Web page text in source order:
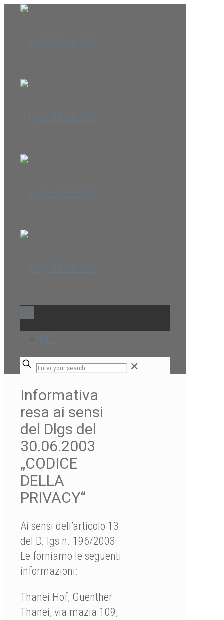
ITA
DEU
✕
Informativa
resa ai sensi
del Dlgs del
30.06.2003
„CODICE
DELLA
PRIVACY“
Ai sensi dell’articolo 13
del D. lgs n. 196/2003
Le forniamo le seguenti
informazioni:
Thanei Hof, Guenther
Thanei, via mazia 109,